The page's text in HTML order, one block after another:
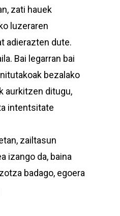
zati hauek
luzeraren
adierazten dute.
Bai legarran bai
bezalako
aurkitzen ditugu,
intentsitate
zailtasun
izango da, baina
badago, egoera